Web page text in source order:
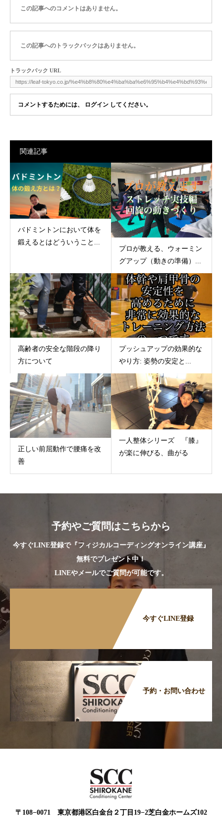
この記事へのコメントはありません。
この記事へのトラックバックはありません。
トラックバック URL
コメントするためには、 ログイン してください。
関連記事
バドミントンにおいて体を
鍛えるとはどういうこと...
プロが教える、ウォーミン
グアップ（動きの準備）...
高齢者の安全な階段の降り
方について
プッシュアップの効果的な
やり方: 姿勢の安定と...
正しい前屈動作で腰痛を改
善
一人整体シリーズ 『膝』
が楽に伸びる、曲がる
予約やご質問はこちらから
今すぐLINE登録で『フィジカルコーディングオンライン講座』
無料でプレゼント中！
LINEやメールでご質問が可能です。
今すぐLINE登録
予約・お問い合わせ
〒108−0071 東京都港区白金台２丁目19−2芝白金ホームズ102